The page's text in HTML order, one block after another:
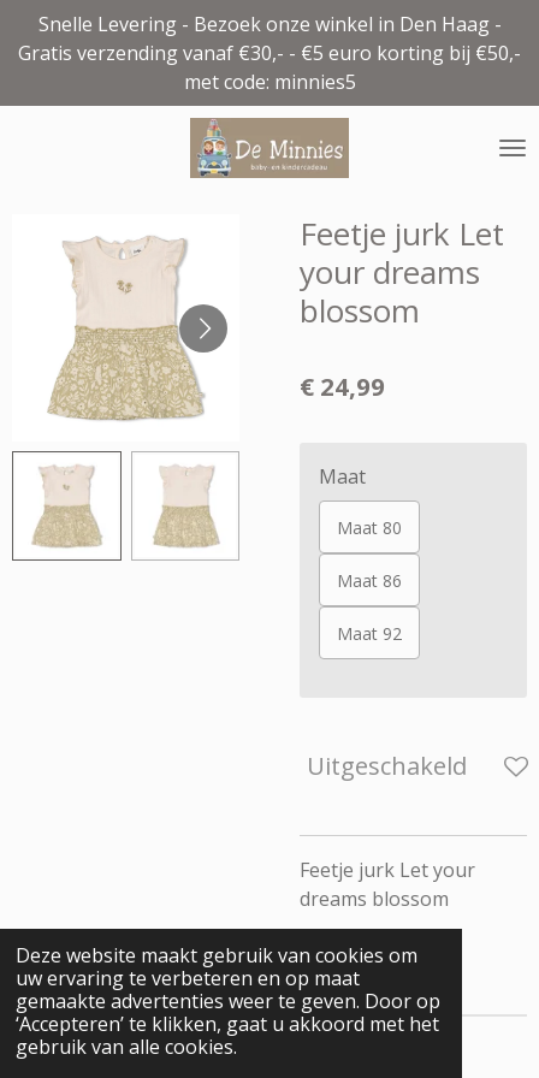
Deze website maakt gebruik van cookies om
uw ervaring te verbeteren en op maat
gemaakte advertenties weer te geven. Door op
‘Accepteren’ te klikken, gaat u akkoord met het
gebruik van alle cookies.
direct
de
Snelle Levering - Bezoek onze winkel in Den Haag -
Gratis verzending vanaf €30,- - €5 euro korting bij €50,-
met code: minnies5
Feetje jurk Let
your dreams
blossom
€ 24,99
Maat
Maat 80
Maat 86
Maat 92
Uitgeschakeld
Feetje jurk Let your
dreams blossom
© 2025 - 2026 De Minnies